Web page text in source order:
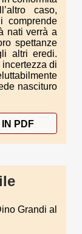
caso,
comprende
nati verrà a
spettanze
altri eredi.
di
nascituro
PDF
Grandi al